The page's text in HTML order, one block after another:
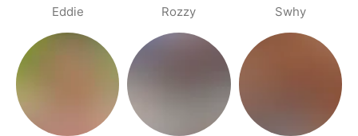
Eddie Rozzy Swhy